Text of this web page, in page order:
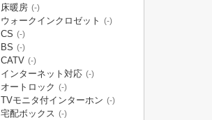
床暖房 (-)
ウォークインクロゼット (-)
CS (-)
BS (-)
CATV (-)
インターネット対応 (-)
オートロック (-)
TVモニタ付インターホン (-)
宅配ボックス (-)